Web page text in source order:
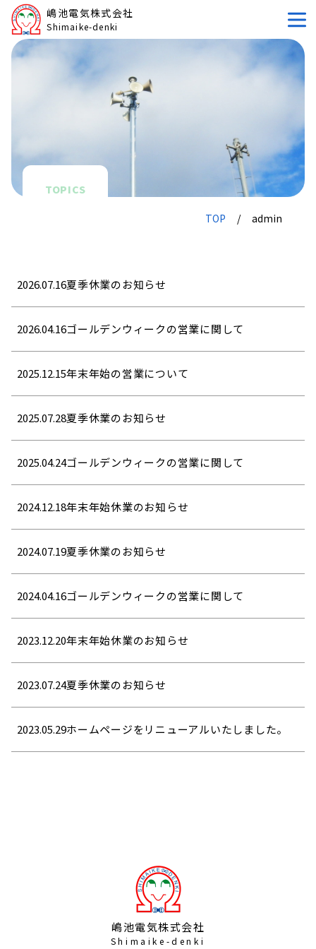
内容をスキップ嶋池電気株式会社
Shimaike-denki
TOPICS
TOP admin
2026.07.16夏季休業のお知らせ
2026.04.16ゴールデンウィークの営業に関して
2025.12.15年末年始の営業について
2025.07.28夏季休業のお知らせ
2025.04.24ゴールデンウィークの営業に関して
2024.12.18年末年始休業のお知らせ
2024.07.19夏季休業のお知らせ
2024.04.16ゴールデンウィークの営業に関して
2023.12.20年末年始休業のお知らせ
2023.07.24夏季休業のお知らせ
2023.05.29ホームページをリニューアルいたしました。
嶋池電気株式会社
Shimaike-denki